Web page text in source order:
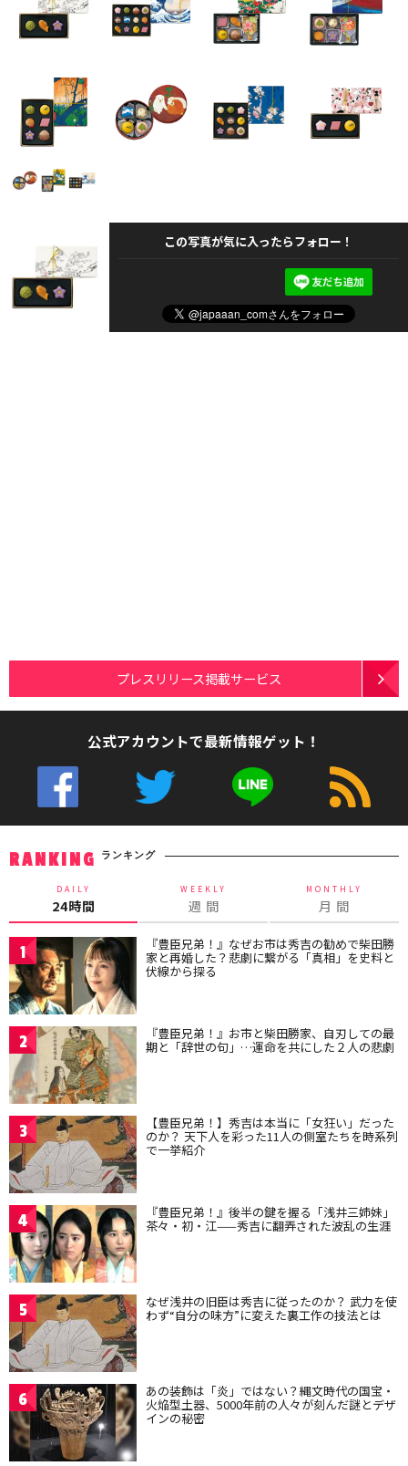
この写真が気に入ったらフォロー！
プレスリリース掲載サービス
公式アカウントで最新情報ゲット！
RANKING ランキング
DAILY
24時間
WEEKLY
週 間
MONTHLY
月 間
1 『豊臣兄弟！』なぜお市は秀吉の勧めで柴田勝
家と再婚した？悲劇に繋がる「真相」を史料と
伏線から探る
2 『豊臣兄弟！』お市と柴田勝家、自刃しての最
期と「辞世の句」…運命を共にした２人の悲劇
3 【豊臣兄弟！】秀吉は本当に「女狂い」だった
のか？ 天下人を彩った11人の側室たちを時系列
で一挙紹介
4 『豊臣兄弟！』後半の鍵を握る「浅井三姉妹」
茶々・初・江——秀吉に翻弄された波乱の生涯
5 なぜ浅井の旧臣は秀吉に従ったのか？ 武力を使
わず“自分の味方”に変えた裏工作の技法とは
6 あの装飾は「炎」ではない？縄文時代の国宝・
火焔型土器、5000年前の人々が刻んだ謎とデザ
インの秘密